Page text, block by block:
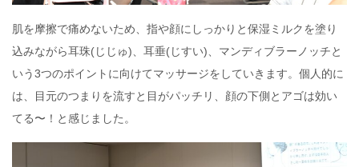
肌を摩擦で痛めないため、指や顔にしっかりと保湿ミルクを塗り
込みながら耳珠(じじゅ)、耳垂(じすい)、マンディブラーノッチと
いう3つのポイントに向けてマッサージをしていきます。個人的に
は、目元のつまりを流すと目がパッチリ、顔の下側とアゴは効い
てる〜！と感じました。